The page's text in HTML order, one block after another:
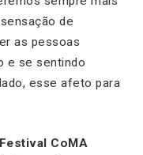
de
as pessoas
e se sentindo
esse afeto para
Festival CoMA